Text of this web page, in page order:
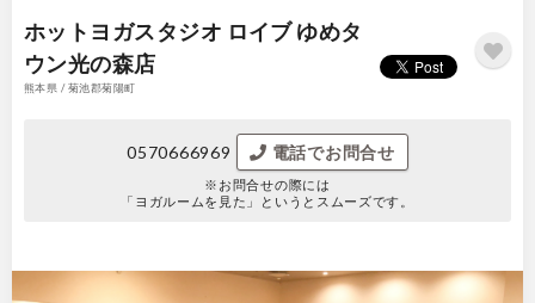
ホットヨガスタジオ ロイブ ゆめタ
ウン光の森店
熊本県 / 菊池郡菊陽町
0570666969 電話でお問合せ
※お問合せの際には
「ヨガルームを見た」というとスムーズです。